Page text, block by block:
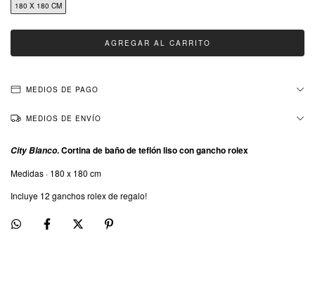
180 X 180 CM
MEDIOS DE PAGO
MEDIOS DE ENVÍO
City Blanco. Cortina de baño de teflón liso con gancho rolex
Medidas · 180 x 180 cm
Incluye 12 ganchos rolex de regalo!